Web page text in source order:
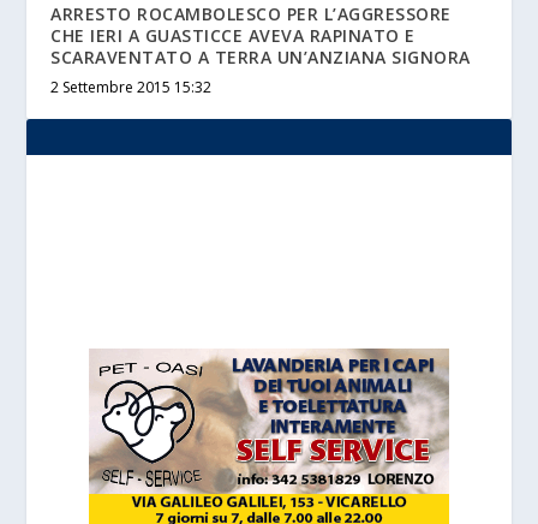
ARRESTO ROCAMBOLESCO PER L’AGGRESSORE
CHE IERI A GUASTICCE AVEVA RAPINATO E
SCARAVENTATO A TERRA UN’ANZIANA SIGNORA
2 Settembre 2015 15:32